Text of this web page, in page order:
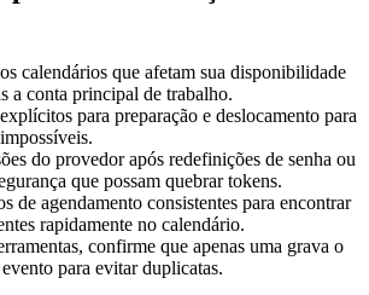
calendários que afetam sua disponibilidade
a conta principal de trabalho.
para preparação e deslocamento para
do provedor após redefinições de senha ou
que possam quebrar tokens.
de agendamento consistentes para encontrar
rapidamente no calendário.
confirme que apenas uma grava o
para evitar duplicatas.